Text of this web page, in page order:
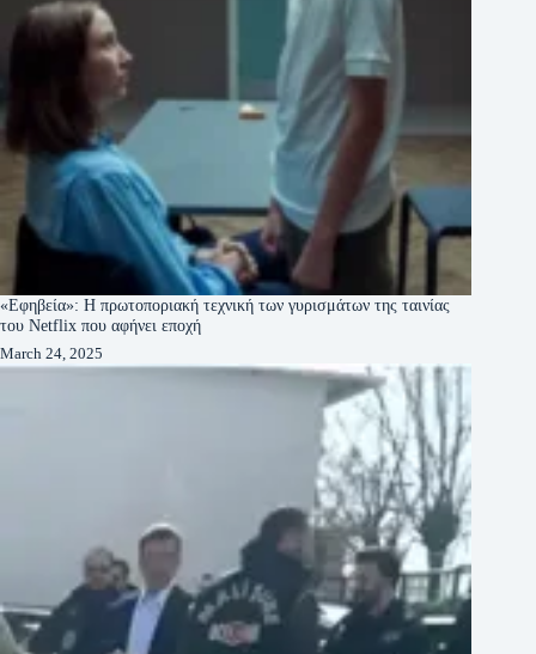
«Εφηβεία»: Η πρωτοποριακή τεχνική των γυρισμάτων της ταινίας
του Netflix που αφήνει εποχή
March 24, 2025